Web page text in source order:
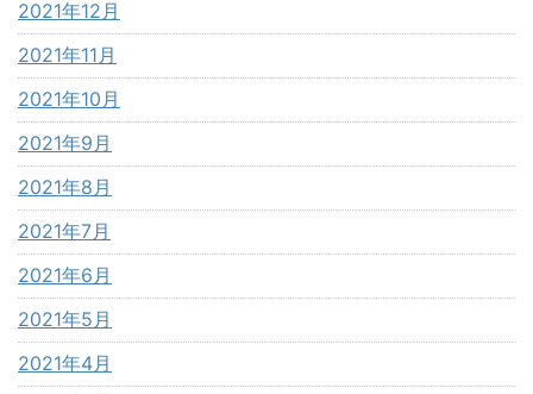
2021年12月
2021年11月
2021年10月
2021年9月
2021年8月
2021年7月
2021年6月
2021年5月
2021年4月